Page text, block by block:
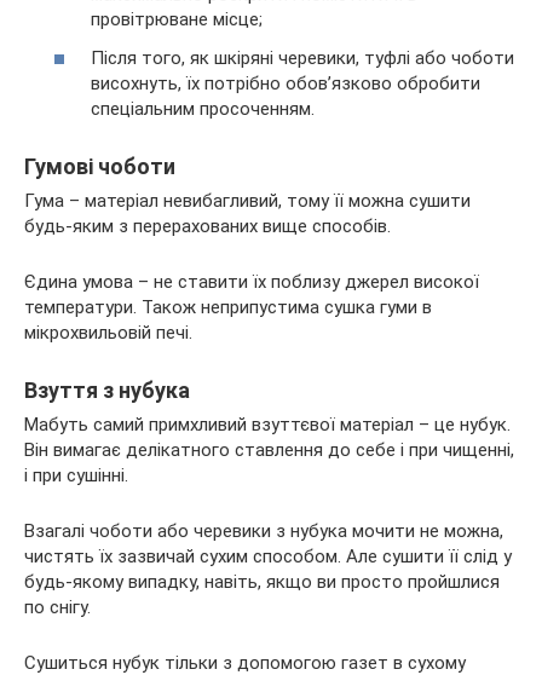
провітрюване місце;
Після того, як шкіряні черевики, туфлі або чоботи
висохнуть, їх потрібно обов’язково обробити
спеціальним просоченням.
Гумові чоботи
Гума – матеріал невибагливий, тому її можна сушити
будь-яким з перерахованих вище способів.
Єдина умова – не ставити їх поблизу джерел високої
температури. Також неприпустима сушка гуми в
мікрохвильовій печі.
Взуття з нубука
Мабуть самий примхливий взуттєвої матеріал – це нубук.
Він вимагає делікатного ставлення до себе і при чищенні,
і при сушінні.
Взагалі чоботи або черевики з нубука мочити не можна,
чистять їх зазвичай сухим способом. Але сушити її слід у
будь-якому випадку, навіть, якщо ви просто пройшлися
по снігу.
Сушиться нубук тільки з допомогою газет в сухому